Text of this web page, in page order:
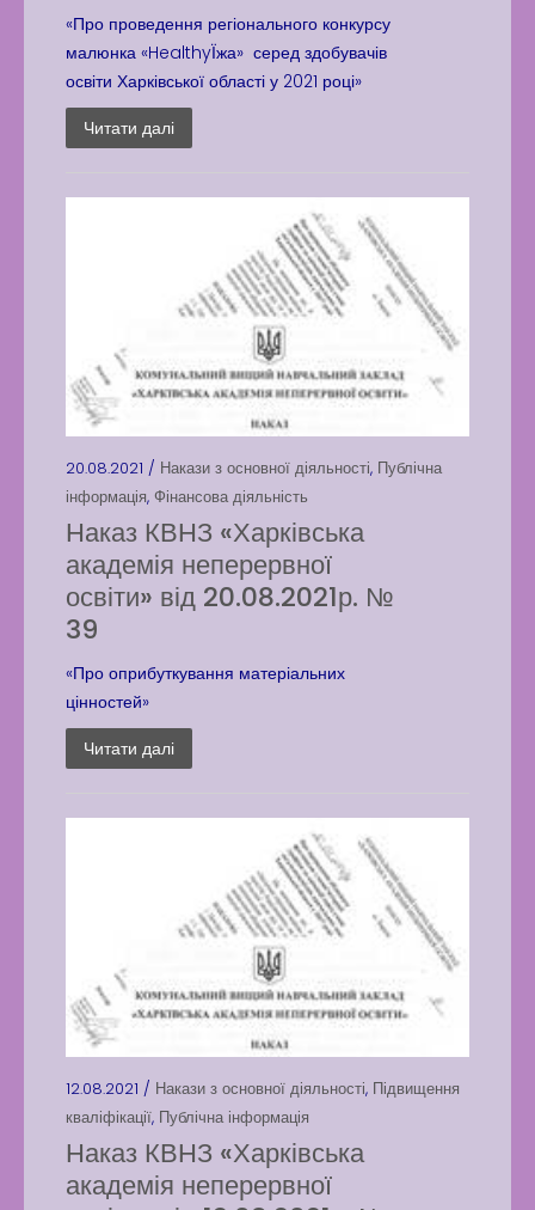
«Про проведення регіонального конкурсу
малюнка «HealthyЇжа» серед здобувачів
освіти Харківської області у 2021 році»
Читати далі
20.08.2021 / Накази з основної діяльності, Публічна
інформація, Фінансова діяльність
Наказ КВНЗ «Харківська
академія неперервної
освіти» від 20.08.2021р. №
39
«Про оприбуткування матеріальних
цінностей»
Читати далі
12.08.2021 / Накази з основної діяльності, Підвищення
кваліфікації, Публічна інформація
Наказ КВНЗ «Харківська
академія неперервної